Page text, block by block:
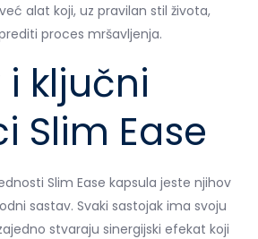
alat koji, uz pravilan stil života,
proces mršavljenja.
ključni
Slim Ease
Slim Ease kapsula jeste njihov
sastav. Svaki sastojak ima svoju
stvaraju sinergijski efekat koji